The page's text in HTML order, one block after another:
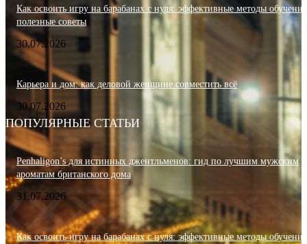
Как освоить игру на барабанах с нуля: эффективные методы
полезные советы
30.07.2026
Карьера и дом: как деловой женщине совместить всё
30.07.2026
ПОПУЛЯРНЫЕ СТАТЬИ
Penhaligon’s для истинных джентльменов: гид по лучшим мужским
ароматам британского дома
31.07.2026
Как освоить игру на барабанах с нуля: эффективные методы